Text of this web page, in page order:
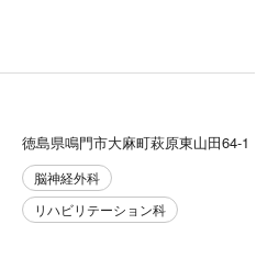
徳島県鳴門市大麻町萩原東山田64-1
脳神経外科
リハビリテーション科